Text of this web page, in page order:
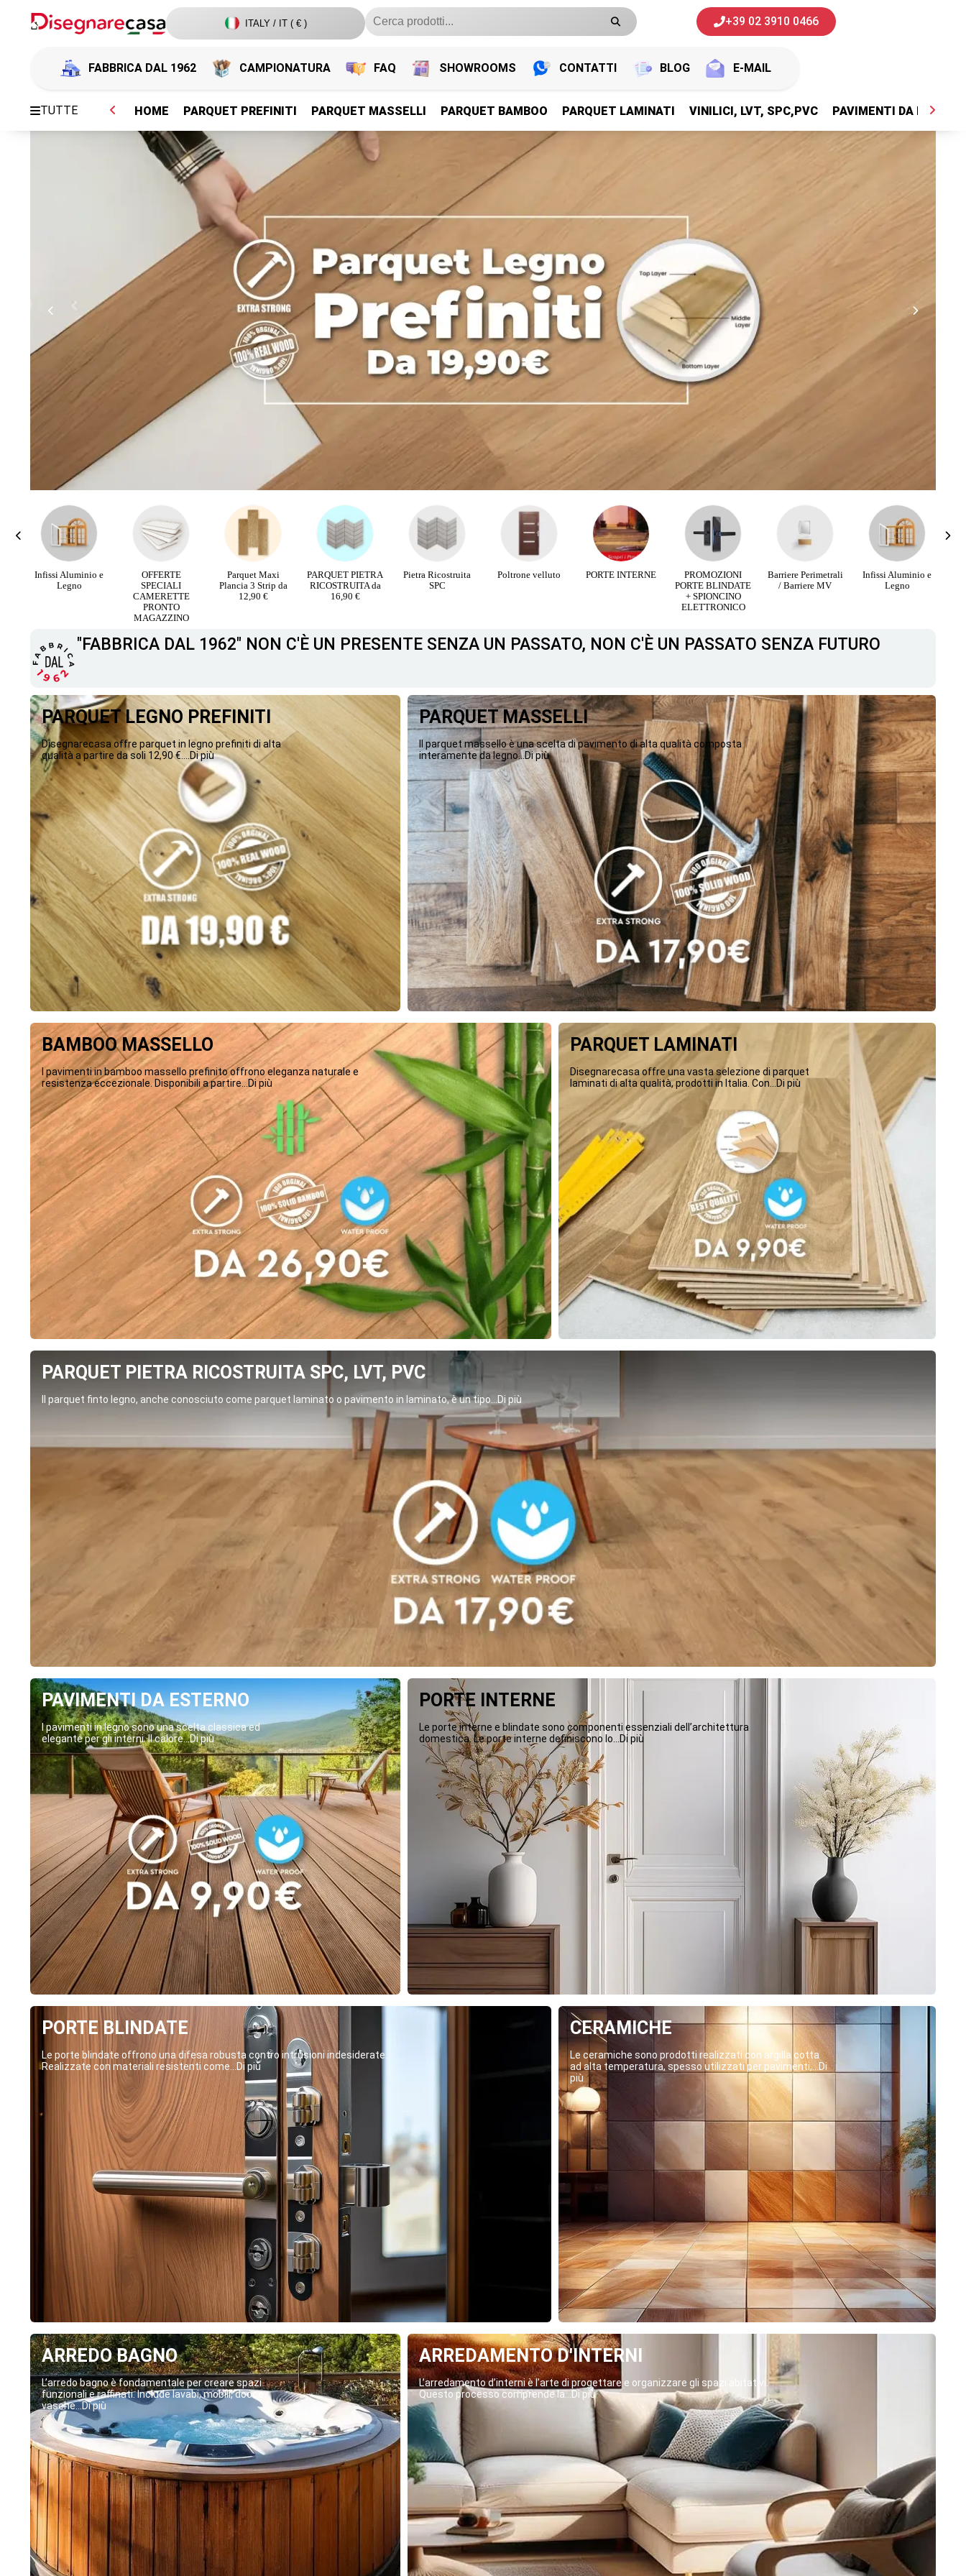
ITALY / IT ( € ) +39 02 3910 0466
FABBRICA DAL 1962 CAMPIONATURA FAQ SHOWROOMS CONTATTI BLOG E-MAIL
TUTTE
PARQUET PREFINITI
Parquet Legno Prefiniti
PARQUET PREFINITI
HOME PARQUET PREFINITI PARQUET MASSELLI PARQUET BAMBOO PARQUET LAMINATI VINILICI, LVT, SPC,PVC PAVIMENTI DA ESTERNI
PARQUET PREFINITI
Parquet Legno Prefiniti
PARQUET PREFINITI
Infissi Aluminio e
Legno
OFFERTE
SPECIALI
CAMERETTE
PRONTO
MAGAZZINO
Parquet Maxi
Plancia 3 Strip da
12,90 €
PARQUET PIETRA
RICOSTRUITA da
16,90 €
Pietra Ricostruita
SPC
Poltrone velluto PORTE INTERNE
PROMOZIONI
PORTE BLINDATE
+ SPIONCINO
ELETTRONICO
Barriere Perimetrali
/ Barriere MV
Infissi Aluminio e
Legno
"FABBRICA DAL 1962" NON C'È UN PRESENTE SENZA UN PASSATO, NON C'È UN PASSATO SENZA FUTURO
PARQUET LEGNO PREFINITI
Disegnarecasa offre parquet in legno prefiniti di alta
qualità a partire da soli 12,90 €....Di più
PARQUET MASSELLI
Il parquet massello è una scelta di pavimento di alta qualità composta
interamente da legno...Di più
BAMBOO MASSELLO
I pavimenti in bamboo massello prefinito offrono eleganza naturale e
resistenza eccezionale. Disponibili a partire...Di più
PARQUET LAMINATI
Disegnarecasa offre una vasta selezione di parquet
laminati di alta qualità, prodotti in Italia. Con...Di più
PARQUET PIETRA RICOSTRUITA SPC, LVT, PVC
Il parquet finto legno, anche conosciuto come parquet laminato o pavimento in laminato, è un tipo...Di più
PAVIMENTI DA ESTERNO
I pavimenti in legno sono una scelta classica ed
elegante per gli interni. Il calore...Di più
PORTE INTERNE
Le porte interne e blindate sono componenti essenziali dell’architettura
domestica. Le porte interne definiscono lo...Di più
PORTE BLINDATE
Le porte blindate offrono una difesa robusta contro intrusioni indesiderate.
Realizzate con materiali resistenti come...Di più
CERAMICHE
Le ceramiche sono prodotti realizzati con argilla cotta
ad alta temperatura, spesso utilizzati per pavimenti,...Di
più
ARREDO BAGNO
L’arredo bagno è fondamentale per creare spazi
funzionali e raffinati. Include lavabi, mobili, docce,
vasche...Di più
ARREDAMENTO D'INTERNI
L’arredamento d’interni è l’arte di progettare e organizzare gli spazi abitativi.
Questo processo comprende la...Di più